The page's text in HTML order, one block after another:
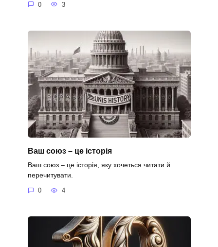
0 3
Ваш союз – це історія
Ваш союз – це історія, яку хочеться читати й
перечитувати.
0 4